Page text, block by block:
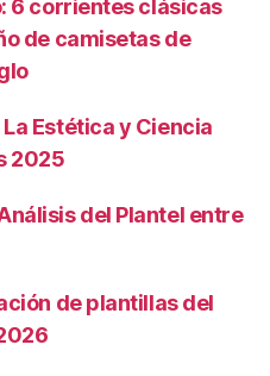
6 corrientes clásicas
de camisetas de
Estética y Ciencia
2025
del Plantel entre
de plantillas del